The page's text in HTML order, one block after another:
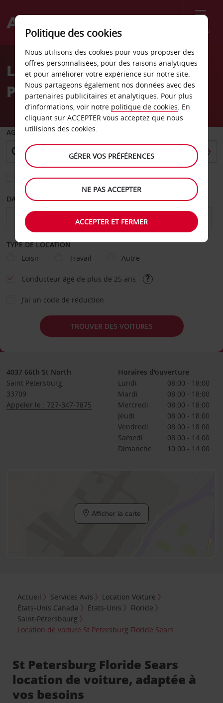
Menu
Welcome
AvisLocation de voiture St
Petersburg Floride Sears
AGENCE DE DÉPART
Sélectionnez une autre agence de retour
DATE DE DÉPART DATE DE RETOUR
TYPE DE LOCATION
Loisir
Travail Autre
Conducteur âgé de plus de 25 ans
J’ai un code de réduction
TROUVER DES VOITURES
4037 66th St North
Saint Petersburg
33709
Appeler le : 727-347-7875
Horaires d'ouverture
Lundi
08:00 - 18:00
Mardi
08:00 - 18:00
Mercredi
08:00 - 18:00
Jeudi
08:00 - 18:00
Vendredi
08:00 - 18:00
Samedi
08:00 - 14:00
Dimanche
10:00 - 14:00
Afficher la carte
Accueil Services Avis
Location Voiture
États-Unis Canada
États-Unis
Floride
Saint-Pétersbourg
Location de voiture St Petersburg Floride Sears
St Petersburg Floride Sears
location de voiture, adaptée à
vos besoins
Politique des cookies
Nous utilisons des cookies pour vous proposer des
offres personnalisées, pour des raisons analytiques
et pour améliorer votre expérience sur notre site.
Nous partageons également nos données avec des
partenaires publicitaires et analytiques. Pour plus
d’informations, voir notre politique de cookies. En
cliquant sur ACCEPTER vous acceptez que nous
utilisions des cookies.
GÉRER VOS PRÉFÉRENCES
NE PAS ACCEPTER
ACCEPTER ET FERMER